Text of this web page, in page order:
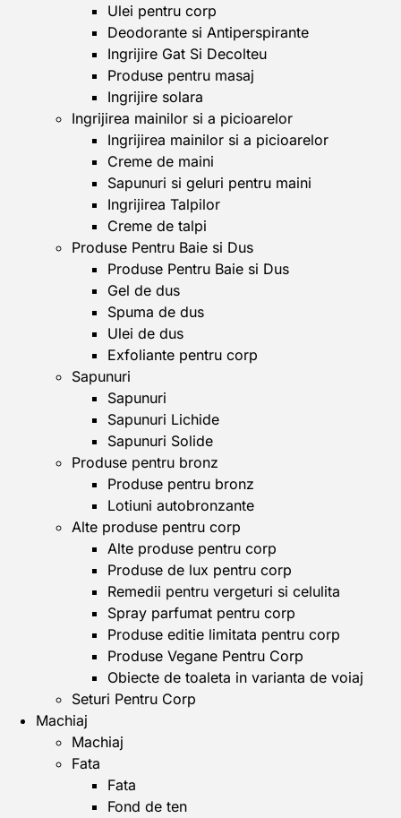
Ulei pentru corp
Deodorante si Antiperspirante
Ingrijire Gat Si Decolteu
Produse pentru masaj
Ingrijire solara
Ingrijirea mainilor si a picioarelor
Ingrijirea mainilor si a picioarelor
Creme de maini
Sapunuri si geluri pentru maini
Ingrijirea Talpilor
Creme de talpi
Produse Pentru Baie si Dus
Produse Pentru Baie si Dus
Gel de dus
Spuma de dus
Ulei de dus
Exfoliante pentru corp
Sapunuri
Sapunuri
Sapunuri Lichide
Sapunuri Solide
Produse pentru bronz
Produse pentru bronz
Lotiuni autobronzante
Alte produse pentru corp
Alte produse pentru corp
Produse de lux pentru corp
Remedii pentru vergeturi si celulita
Spray parfumat pentru corp
Produse editie limitata pentru corp
Produse Vegane Pentru Corp
Obiecte de toaleta in varianta de voiaj
Seturi Pentru Corp
Machiaj
Machiaj
Fata
Fata
Fond de ten